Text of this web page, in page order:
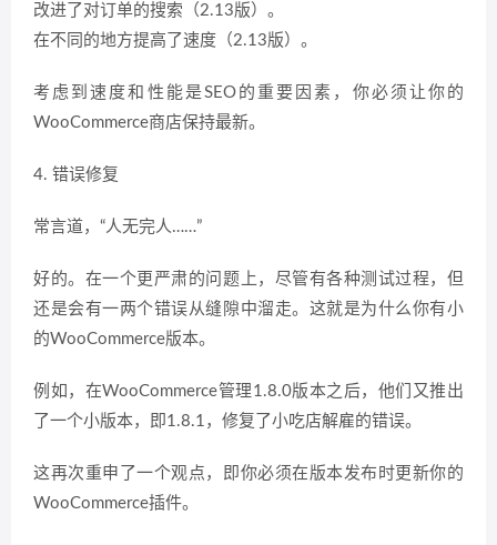
改进了对订单的搜索（2.13版）。
在不同的地方提高了速度（2.13版）。
考虑到速度和性能是SEO的重要因素，你必须让你的
WooCommerce商店保持最新。
4. 错误修复
常言道，“人无完人……”
好的。在一个更严肃的问题上，尽管有各种测试过程，但
还是会有一两个错误从缝隙中溜走。这就是为什么你有小
的WooCommerce版本。
例如，在WooCommerce管理1.8.0版本之后，他们又推出
了一个小版本，即1.8.1，修复了小吃店解雇的错误。
这再次重申了一个观点，即你必须在版本发布时更新你的
WooCommerce插件。